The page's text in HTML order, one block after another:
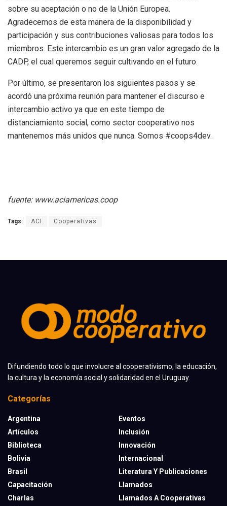
sobre su aceptación o no de la Unión Europea.
Agradecemos de esta manera de la disponibilidad y
participación y sus contribuciones valiosas para todos los
miembros. Este intercambio es un gran valor agregado de la
CADP, el cual queremos seguir cultivando en el futuro.
Por último, se presentaron los siguientes pasos y se
acordó una próxima reunión para mantener el discurso e
intercambio activo ya que en este tiempo de
distanciamiento social, como sector cooperativo nos
mantenemos más unidos que nunca. Somos #coops4dev.
fuente: www.aciamericas.coop
Tags: ACI Cooperativas
Difundiendo todo lo que involucre al cooperativismo, la educación,
la cultura y la economía social y solidaridad en el Uruguay.
Categorías
Argentina
Artículos
Biblioteca
Bolivia
Brasil
Capacitación
Charlas
Eventos
Inclusión
Innovación
Internacional
Literatura Y Publicaciones
Llamados
Llamados A Cooperativas